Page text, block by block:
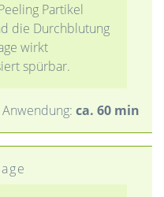
Partikel
die Durchblutung
wirkt
spürbar.
ca. 60 min